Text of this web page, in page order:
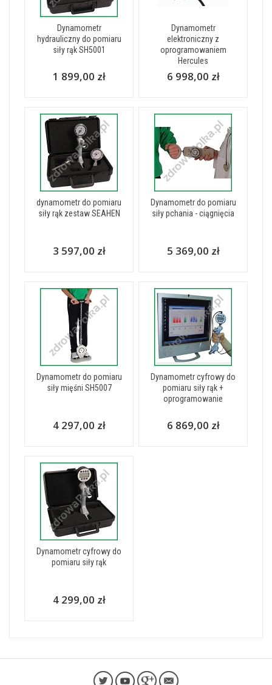
Dynamometr
hydrauliczny do pomiaru
siły rąk SH5001
1 899,00 zł
Dynamometr
elektroniczny z
oprogramowaniem
Hercules
6 998,00 zł
dynamometr do pomiaru
siły rąk zestaw SEAHEN
3 597,00 zł
Dynamometr do pomiaru
siły pchania - ciągnięcia
5 369,00 zł
Dynamometr do pomiaru
siły mięśni SH5007
4 297,00 zł
Dynamometr cyfrowy do
pomiaru siły rąk +
oprogramowanie
6 869,00 zł
Dynamometr cyfrowy do
pomiaru siły rąk
4 299,00 zł